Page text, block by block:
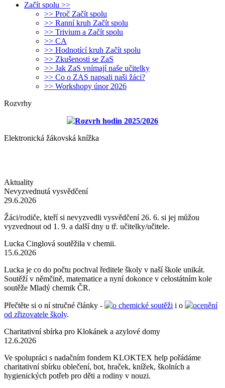
Začít spolu >>
>> Proč Začít spolu
>> Ranní kruh Začít spolu
>> Trivium a Začít spolu
>> CA
>> Hodnotící kruh Začít spolu
>> Zkušenosti se ZaS
>> Jak ZaS vnímají naše učitelky
>> Co o ZAS napsali naši žáci?
>> Workshopy únor 2026
Rozvrhy
Rozvrh hodin 2025/2026
Elektronická žákovská knížka
Aktuality
Nevyzvednutá vysvědčení
29.6.2026
Žáci/rodiče, kteří si nevyzvedli vysvědčení 26. 6. si jej můžou
vyzvednout od 1. 9. a další dny u tř. učitelky/učitele.
Lucka Cinglová soutěžila v chemii.
15.6.2026
Lucka je co do počtu pochval ředitele školy v naší škole unikát.
Soutěží v němčině, matematice a nyní dokonce v celostátním kole
soutěže Mladý chemik ČR.
Přečtěte si o ní stručné články - o chemické soutěži i o
ocenění
od zřizovatele školy.
Charitativní sbírka pro Klokánek a azylové domy
12.6.2026
Ve spolupráci s nadačním fondem KLOKTEX help pořádáme
charitativní sbírku oblečení, bot, hraček, knížek, školních a
hygienických potřeb pro děti a rodiny v nouzi.